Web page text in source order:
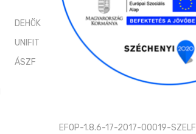
DEHÖK
UNIFIT
ÁSZF
EFOP-1.8.6-17-2017-00019-SZELFI